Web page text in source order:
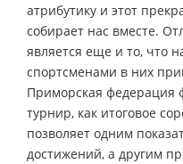
атрибутику и этот
собирает нас вместе.
является еще и то, что
спортсменами в них
Приморская федерация
турнир, как итоговое
позволяет одним
достижений, а другим